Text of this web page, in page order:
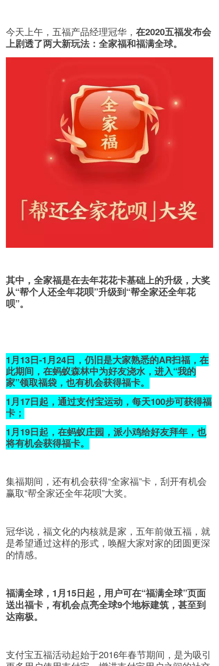
今天上午，五福产品经理冠华， 在2020五福发布会
上剧透了两大新玩法：全家福和福满全球。
其中，全家福是在去年花花卡基础上的升级，大奖
从“帮个人还全年花呗”升级到“帮全家还全年花
呗”。
1月13日-1月24日，仍旧是大家熟悉的AR扫福，在
此期间，在蚂蚁森林中为好友浇水，进入“我的
家”领取福袋，也有机会获得福卡。
1月17日起，通过支付宝运动，每天100步可获得福
卡；
1月19日起，在蚂蚁庄园，派小鸡给好友拜年，也
将有机会获得福卡。
集福期间，还有机会获得“全家福”卡，刮开有机会
赢取“帮全家还全年花呗”大奖。
冠华说，福文化的内核就是家，五年前做五福，就
是希望通过这样的形式，唤醒大家对家的团圆更深
的情感。
福满全球，1月15日起，用户可在“福满全球”页面
送出福卡，有机会点亮全球9个地标建筑，甚至到
达南极。
支付宝五福活动起始于2016年春节期间，是为吸引